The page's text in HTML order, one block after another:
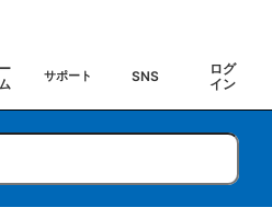
サポート SNS
ログ
イン